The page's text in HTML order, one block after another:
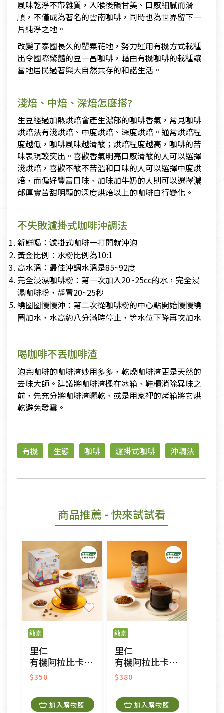
風味乾淨不帶雜質，入喉後韻甘美、口感細膩而滑
順，不僅成為著名的雲南咖啡，同時也為世界留下一
片純淨之地。
改變了泰國長久的罌粟花地，努力運用有機方式栽種
出令國際驚豔的豆一昌咖啡，藉由有機咖啡的栽種讓
當地居民過著與大自然共存的和諧生活。
淺焙、中焙、深焙怎麼搭?
生豆經過加熱烘焙會產生濃郁的咖啡香氣，常見咖啡
烘焙法有淺烘焙、中度烘焙、深度烘焙。通常烘焙程
度越低，咖啡風味越清酸；烘焙程度越高，咖啡的苦
味表現較突出。喜歡香氣明亮口感清酸的人可以選擇
淺烘焙，喜歡不酸不苦溫和口味的人可以選擇中度烘
焙，而偏好豐富口味、加味加牛奶的人則可以選擇濃
郁厚實苦甜明顯的深度烘焙以上的咖啡自行變化。
不失敗濾掛式咖啡沖調法
新鮮喝：濾掛式咖啡一打開就沖泡
黃金比例：水粉比例為10:1
高水溫：最佳沖調水溫是85~92度
完全浸濕咖啡粉：第一次加入20~25cc的水，完全浸
濕咖啡粉，靜置20~25秒
繞圈圈慢慢沖：第二次從咖啡粉的中心點開始慢慢繞
圈加水，水高約八分滿時停止，等水位下降再次加水
喝咖啡不丟咖啡渣
泡完咖啡的咖啡渣妙用多多，乾燥咖啡渣更是天然的
去味大師。建議將咖啡渣擺在冰箱、鞋櫃消除異味之
前，先充分將咖啡渣曬乾、或是用家裡的烤箱將它烘
乾避免發霉。
有機 生態 咖啡 濾掛式咖啡 沖調法
商品推薦 - 快來試試看
純素
里仁
有機阿拉比卡咖啡-隨手包
$350
加入購物籃
純素
里仁
有機阿拉比卡咖啡
$380
加入購物籃